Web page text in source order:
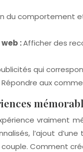
du comportement
:Afficher des
qui
Répondre aux
l’ajout
Comment